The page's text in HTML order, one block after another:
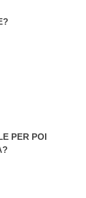
PER POI